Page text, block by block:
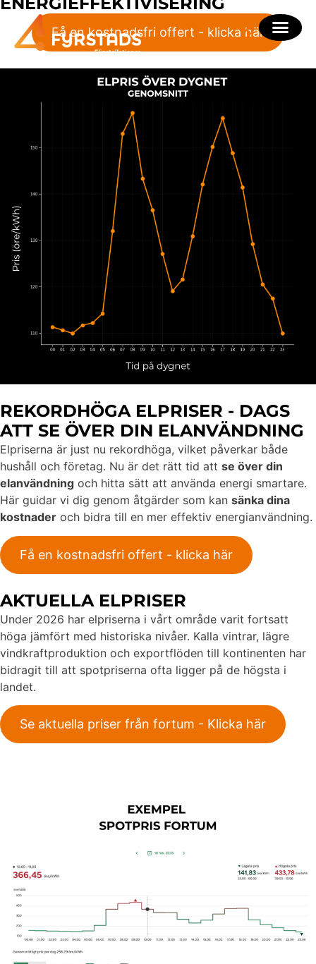
Få en kostnadsfri offert - klicka här
REKORDHÖGA ELPRISER - DAGS
ATT SE ÖVER DIN ELANVÄNDNING
Elpriserna är just nu rekordhöga, vilket påverkar både
hushåll och företag. Nu är det rätt tid att se över din
elanvändning och hitta sätt att använda energi smartare.
Här guidar vi dig genom åtgärder som kan sänka dina
kostnader och bidra till en mer effektiv energianvändning.
Få en kostnadsfri offert - klicka här
AKTUELLA ELPRISER
Under 2026 har elpriserna i vårt område varit fortsatt
höga jämfört med historiska nivåer. Kalla vintrar, lägre
vindkraftproduktion och exportflöden till kontinenten har
bidragit till att spotpriserna ofta ligger på de högsta i
landet.
Se aktuella priser från fortum - Klicka här